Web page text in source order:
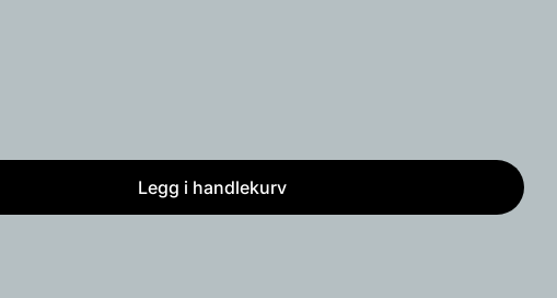
gulvlampe
Balancer gulvlampe
Legg i handlekurv